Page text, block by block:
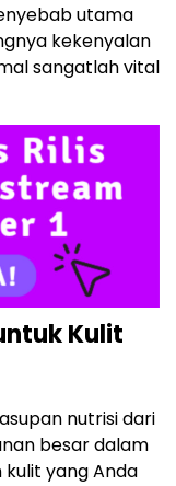
utama
kekenyalan
sangatlah vital
Kulit
nutrisi dari
besar dalam
yang Anda